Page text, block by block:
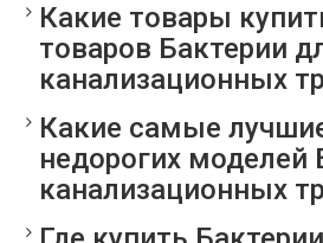
Какие товары
товаров Бактерии
канализационных
Какие самые
недорогих моделей
канализационных